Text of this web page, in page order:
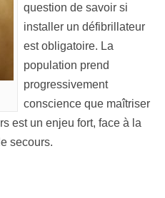
question de savoir si
installer un défibrillateur
est obligatoire. La
population prend
progressivement
conscience que maîtriser
est un enjeu fort, face à la
secours.